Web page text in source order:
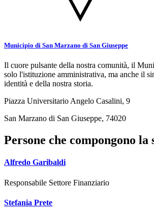
Municipio di San Marzano di San Giuseppe
Il cuore pulsante della nostra comunità, il
solo l'istituzione amministrativa, ma anche il
identità e della nostra storia.
Piazza Universitario Angelo Casalini, 9
San Marzano di San Giuseppe, 74020
Persone che compongono
Alfredo Garibaldi
Responsabile Settore Finanziario
Stefania Prete